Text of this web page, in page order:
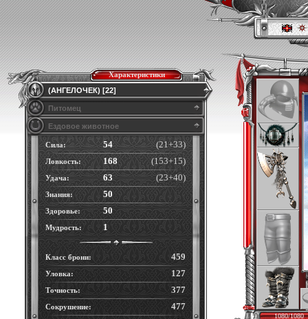
Характеристики
(АНГЕЛОЧЕК) [22]
Питомец
Ездовое животное
Сила: 54 (21+33)
Ловкость: 168 (153+15)
Удача: 63 (23+40)
Знания: 50
Здоровье: 50
Мудрость: 1
Класс брони: 459
Уловка: 127
Точность: 377
Сокрушение: 477
1080/1080